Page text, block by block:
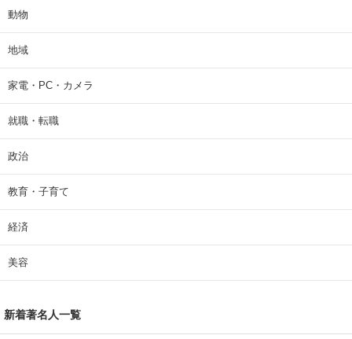
動物
地域
家電・PC・カメラ
就職・転職
政治
教育・子育て
経済
美容
新着著名人一覧